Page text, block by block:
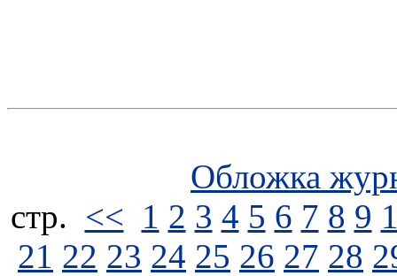
Обложка
стp. << 1 2 3 4 5 6 7 8 9
21 22 23 24 25 26 27 28